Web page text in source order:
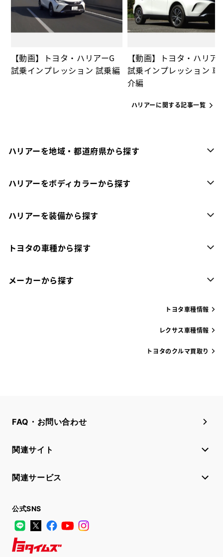
【動画】トヨタ・ハリアーG
試乗インプレッション 試乗編
【動画】トヨタ・ハリア
試乗インプレッション 車
介編
ハリアーに関する記事一覧
ハリアーを地域・都道府県から探す
ハリアーをボディカラーから探す
ハリアーを装備から探す
トヨタの車種から探す
メーカーから探す
トヨタ車種情報
レクサス車種情報
トヨタのクルマ買取り
FAQ・お問い合わせ
関連サイト
関連サービス
公式SNS
LINE
X FacebookYouTube